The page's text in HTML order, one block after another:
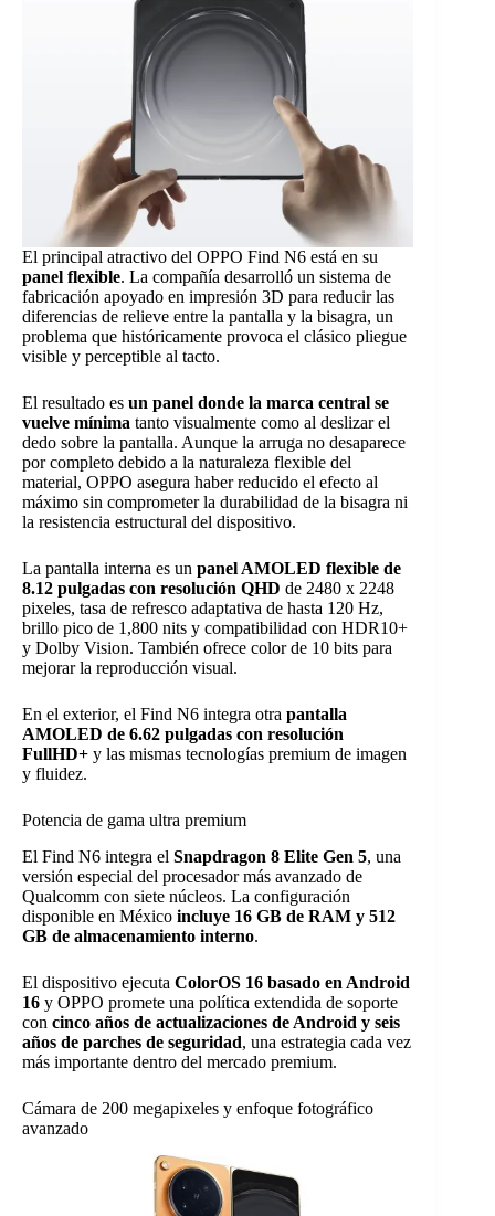
El principal atractivo del OPPO Find N6 está en su
panel flexible. La compañía desarrolló un sistema de
fabricación apoyado en impresión 3D para reducir las
diferencias de relieve entre la pantalla y la bisagra, un
problema que históricamente provoca el clásico pliegue
visible y perceptible al tacto.
El resultado es un panel donde la marca central se
vuelve mínima tanto visualmente como al deslizar el
dedo sobre la pantalla. Aunque la arruga no desaparece
por completo debido a la naturaleza flexible del
material, OPPO asegura haber reducido el efecto al
máximo sin comprometer la durabilidad de la bisagra ni
la resistencia estructural del dispositivo.
La pantalla interna es un panel AMOLED flexible de
8.12 pulgadas con resolución QHD de 2480 x 2248
pixeles, tasa de refresco adaptativa de hasta 120 Hz,
brillo pico de 1,800 nits y compatibilidad con HDR10+
y Dolby Vision. También ofrece color de 10 bits para
mejorar la reproducción visual.
En el exterior, el Find N6 integra otra pantalla
AMOLED de 6.62 pulgadas con resolución
FullHD+ y las mismas tecnologías premium de imagen
y fluidez.
Potencia de gama ultra premium
El Find N6 integra el Snapdragon 8 Elite Gen 5, una
versión especial del procesador más avanzado de
Qualcomm con siete núcleos. La configuración
disponible en México incluye 16 GB de RAM y 512
GB de almacenamiento interno.
El dispositivo ejecuta ColorOS 16 basado en Android
16 y OPPO promete una política extendida de soporte
con cinco años de actualizaciones de Android y seis
años de parches de seguridad, una estrategia cada vez
más importante dentro del mercado premium.
Cámara de 200 megapixeles y enfoque fotográfico
avanzado